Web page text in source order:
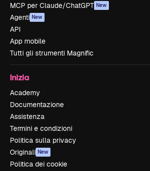
MCP per Claude/ChatGPT New
Agenti New
API
App mobile
Tutti gli strumenti Magnific
Inizia
Academy
Documentazione
Assistenza
Termini e condizioni
Politica sulla privacy
Originali New
Politica dei cookie